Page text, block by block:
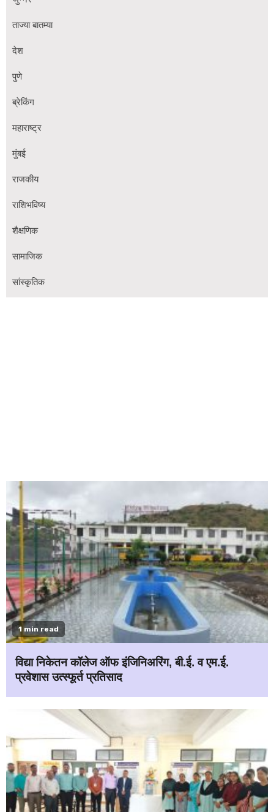
ताज्या बातम्या
देश
पुणे
ब्रेकिंग
महाराष्ट्र
मुंबई
राजकीय
राशिभविष्य
शैक्षणिक
सामाजिक
सांस्कृतिक
1 min read
विद्या निकेतन कॉलेज ऑफ इंजिनिअरिंग, बी.ई. व एम.ई.
प्रवेशास उत्स्फूर्त प्रतिसाद